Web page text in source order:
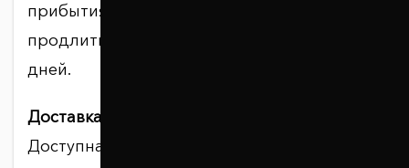
прибытия. Хранение можно платно
продлить ещё максимум на 5 рабочих
дней.
Доставка в почтомат.
Доступна для посылок, подходящих по